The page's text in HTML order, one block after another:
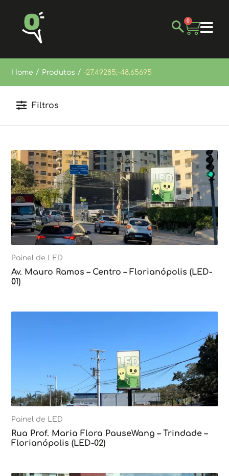
0
Home / Produtos / -27.49285;-48.65695
Filtros
Painel de LED
Av. Mauro Ramos – Centro – Florianópolis (LED-
01)
Painel de LED
Rua Prof. Maria Flora PauseWang – Trindade –
Florianópolis (LED-02)